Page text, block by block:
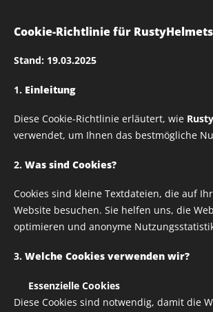
Cookie-Richtlinie für
Stand: 19.03.2025
1. Einleitung
Diese Cookie-Richtlinie erläutert, wie
verwendet, um Ihnen das bestmögliche
2. Was sind Cookies?
Cookies sind kleine Textdateien, die auf
Website besuchen. Sie helfen uns, die
optimieren und anonyme
3. Welche Cookies verwenden wir?
Essenzielle Cookies
Diese Cookies sind notwendig, damit die